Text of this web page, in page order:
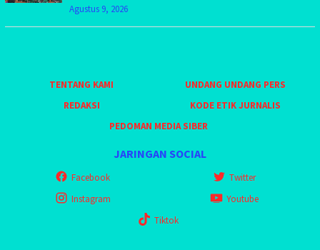
Agustus 9, 2026
TENTANG KAMI
UNDANG UNDANG PERS
REDAKSI
KODE ETIK JURNALIS
PEDOMAN MEDIA SIBER
JARINGAN SOCIAL
Facebook
Twitter
Instagram
Youtube
Tiktok